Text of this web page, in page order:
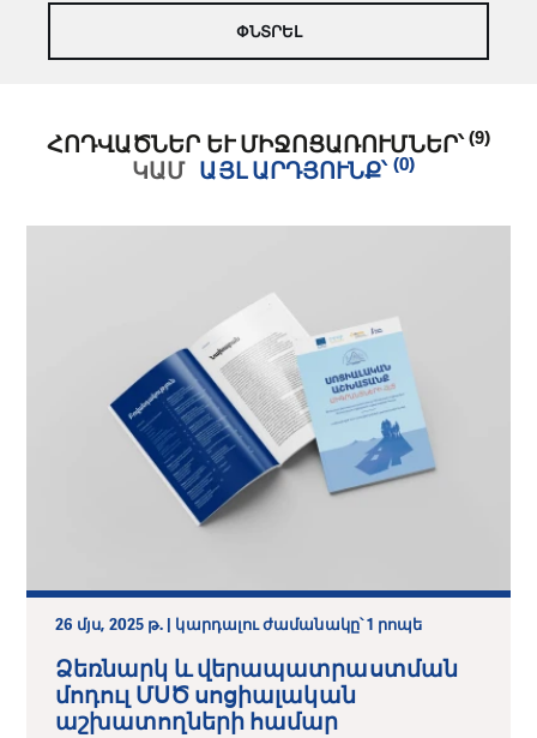
ՀՈԴՎԱԾՆԵՐ ԵՒ ՄԻՋՈՑԱՌՈՒՄՆԵՐ՝ (9)
ԿԱՄ ԱՅԼ ԱՐԴՅՈՒՆՔ՝ (0)
26 մյս, 2025 թ. | կարդալու ժամանակը՝ 1 րոպե
Ձեռնարկ և վերապատրաստման
մոդուլ ՄՍԾ սոցիալական
աշխատողների համար